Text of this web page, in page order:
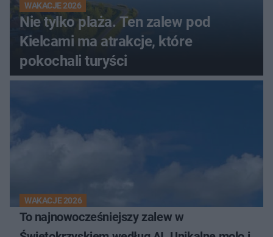
WAKACJE 2026
Nie tylko plaża. Ten zalew pod
Kielcami ma atrakcje, które
pokochali turyści
WAKACJE 2026
To najnowocześniejszy zalew w